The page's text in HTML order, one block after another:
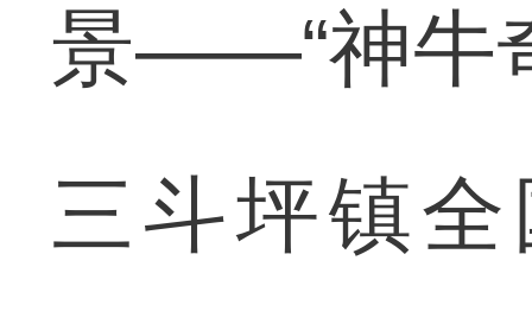
景——“神牛
三斗坪镇